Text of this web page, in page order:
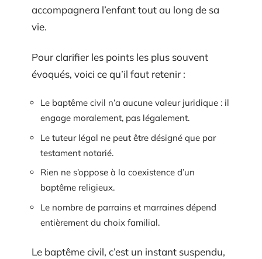
accompagnera l’enfant tout au long de sa
vie.
Pour clarifier les points les plus souvent
évoqués, voici ce qu’il faut retenir :
Le baptême civil n’a aucune valeur juridique : il
engage moralement, pas légalement.
Le tuteur légal ne peut être désigné que par
testament notarié.
Rien ne s’oppose à la coexistence d’un
baptême religieux.
Le nombre de parrains et marraines dépend
entièrement du choix familial.
Le baptême civil, c’est un instant suspendu,